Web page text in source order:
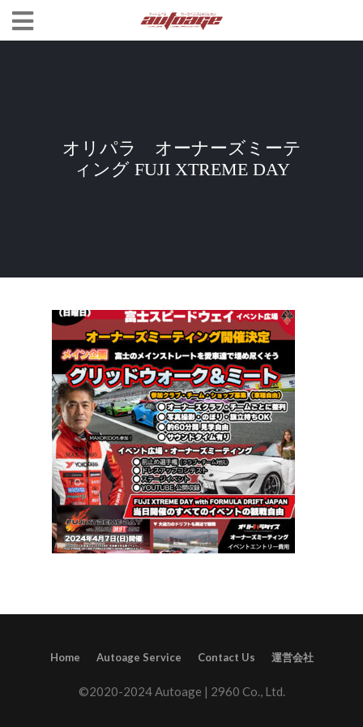
オリパラ オーナーズミーテ
ィング FUJI XTREME DAY
Home Autoage Service Contact Us 運営会社
©2020-2024 Autoage | 2960 Co., Ltd.